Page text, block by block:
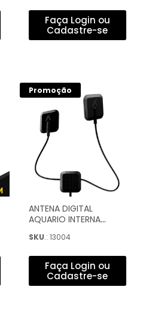
Faça Login ou
Cadastre-se
Promoção
ANTENA DIGITAL
AQUARIO INTERNA
UHF/HDTV CABO 2,5M -
SKU.: 13004
Faça Login ou
Cadastre-se